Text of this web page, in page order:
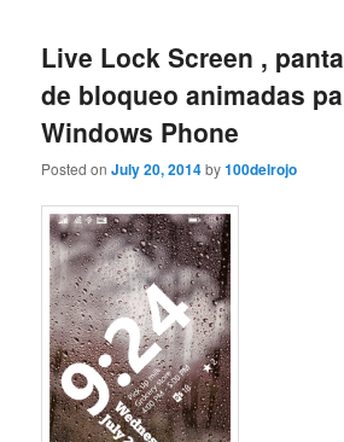
Live Lock Screen ,
de bloqueo animadas
Windows Phone
Posted onJuly 20, 2014by100delrojo